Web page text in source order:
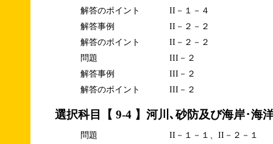
解答のポイント
II－１－４
解答事例
II－２－２
解答のポイント
II－２－２
問題
III－２
解答事例
III－２
解答のポイント
III－２
選択科目【 9-4 】河川､砂防及び海岸･海
問題
II－１－１、II－２－１